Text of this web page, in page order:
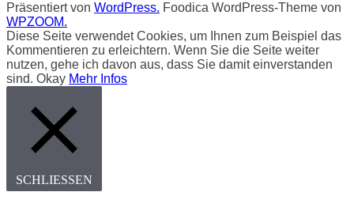
Präsentiert von WordPress. Foodica WordPress-Theme von
WPZOOM.
Diese Seite verwendet Cookies, um Ihnen zum Beispiel das
Kommentieren zu erleichtern. Wenn Sie die Seite weiter
nutzen, gehe ich davon aus, dass Sie damit einverstanden
sind. Okay Mehr Infos
SCHLIESSEN